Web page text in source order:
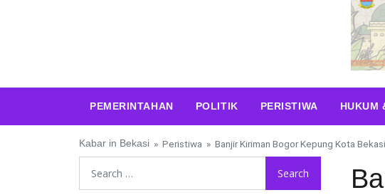
PEMERINTAHAN POLITIK PERISTIWA HUKUM
Kabar in Bekasi » Peristiwa » Banjir Kiriman Bogor Kepung Kota